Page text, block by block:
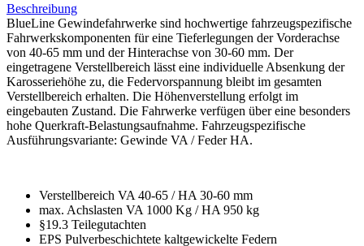
Beschreibung
BlueLine Gewindefahrwerke sind hochwertige fahrzeugspezifische
Fahrwerkskomponenten für eine Tieferlegungen der Vorderachse
von 40-65 mm und der Hinterachse von 30-60 mm. Der
eingetragene Verstellbereich lässt eine individuelle Absenkung der
Karosseriehöhe zu, die Federvorspannung bleibt im gesamten
Verstellbereich erhalten. Die Höhenverstellung erfolgt im
eingebauten Zustand. Die Fahrwerke verfügen über eine besonders
hohe Querkraft-Belastungsaufnahme. Fahrzeugspezifische
Ausführungsvariante: Gewinde VA / Feder HA.
Verstellbereich VA 40-65 / HA 30-60 mm
max. Achslasten VA 1000 Kg / HA 950 kg
§19.3 Teilegutachten
EPS Pulverbeschichtete kaltgewickelte Federn